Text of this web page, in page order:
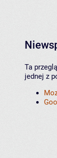
Ta
jednej z